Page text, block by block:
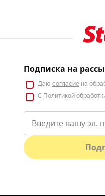
Подписка на
Даю согласие на
С Политикой